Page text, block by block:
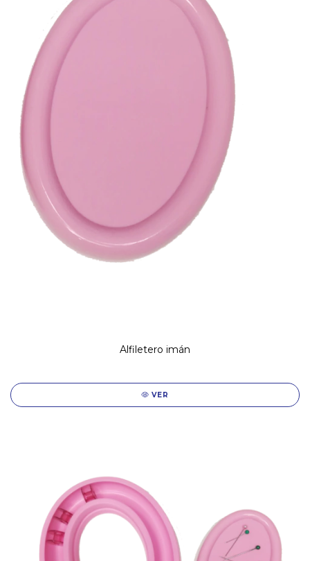
Alfiletero imán
VER